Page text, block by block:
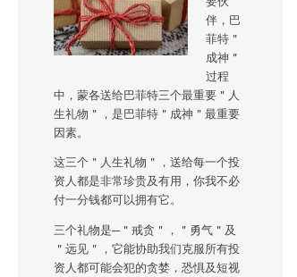
伴，巴
菲特＂
成神＂
过程
中，蒙各送给巴菲特三个最重要＂人
生礼物＂，是巴菲特＂成神＂最重要
因素。
这三个＂人生礼物＂，送给每一个投
资人都是非常珍贵及有用，你我不必
付一分钱都可以拥有它。
三个礼物是─＂戒贪＂，＂勇气＂及
＂远见＂，它能协助我们克服所有投
资人都可能会犯的贪婪，恐惧及短视